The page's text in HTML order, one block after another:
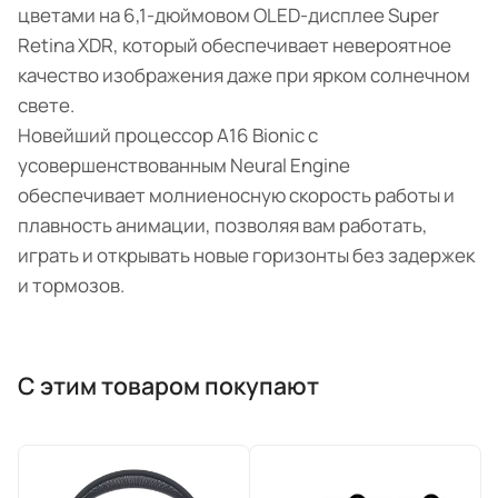
цветами на 6,1-дюймовом OLED-дисплее Super
Retina XDR, который обеспечивает невероятное
качество изображения даже при ярком солнечном
свете.
Новейший процессор A16 Bionic с
усовершенствованным Neural Engine
обеспечивает молниеносную скорость работы и
плавность анимации, позволяя вам работать,
играть и открывать новые горизонты без задержек
и тормозов.
С этим товаром покупают